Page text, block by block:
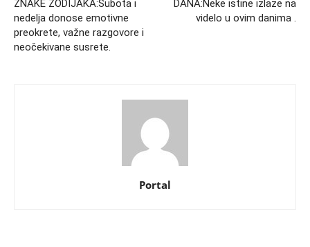
ZNAKE ZODIJAKA:Subota i
nedelja donose emotivne
preokrete, važne razgovore i
neočekivane susrete.
DANA:Neke istine izlaze na
videlo u ovim danima .
Portal